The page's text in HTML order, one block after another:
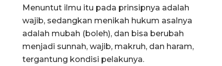
Menuntut ilmu itu pada prinsipnya adalah
wajib, sedangkan menikah hukum asalnya
adalah mubah (boleh), dan bisa berubah
menjadi sunnah, wajib, makruh, dan haram,
tergantung kondisi pelakunya.